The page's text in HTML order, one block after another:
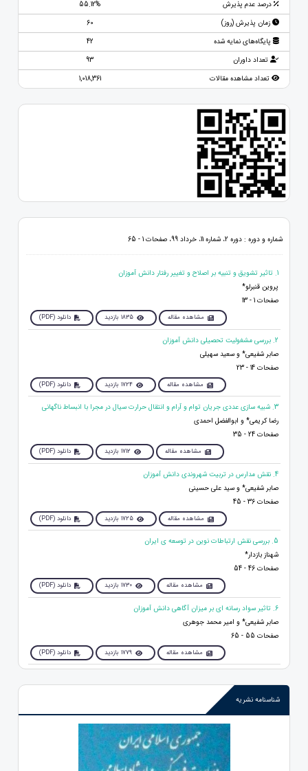
درصد عدم پذیرش
55.12%
زمان پذیرش (روز)
60
پایگاه‌های نمایه شده
42
تعداد داوران
93
تعداد مشاهده مقالات
1,018,361
شماره و دوره : دوره 2، شماره 11، خرداد 99، صفحات 1 - 65
1. تاثیر تشویق و تنبیه بر اصلاح و تغییر رفتار دانش آموزان
پروین قنبرلو*
صفحات 1 - 13
مشاهده مقاله 1835 بازدید دانلود (PDF)
2. بررسی مشغولیت تحصیلی دانش آموزان
صابر شفیعی* و سعید سهیلی
صفحات 14 - 23
مشاهده مقاله 1724 بازدید دانلود (PDF)
3. شبیه سازی عددی جریان توام و آرام و انتقال حرارت سیال در مجرا با انبساط ناگهانی
رضا کریمی* و ابوالفضل احمدی
صفحات 24 - 35
مشاهده مقاله 1712 بازدید دانلود (PDF)
4. نقش مدارس در تربیت شهروندی دانش آموزان
صابر شفیعی* و سید علی حسینی
صفحات 36 - 45
مشاهده مقاله 1725 بازدید دانلود (PDF)
5. بررسی نقش ارتباطات نوین در توسعه ی ایران
شهناز بازدار*
صفحات 46 - 54
مشاهده مقاله 1730 بازدید دانلود (PDF)
6. تاثیر سواد رسانه ای بر میزان آگاهی دانش آموزان
صابر شفیعی* و امیر محمد جوهری
صفحات 55 - 65
مشاهده مقاله 1779 بازدید دانلود (PDF)
شناسنامه نشریه